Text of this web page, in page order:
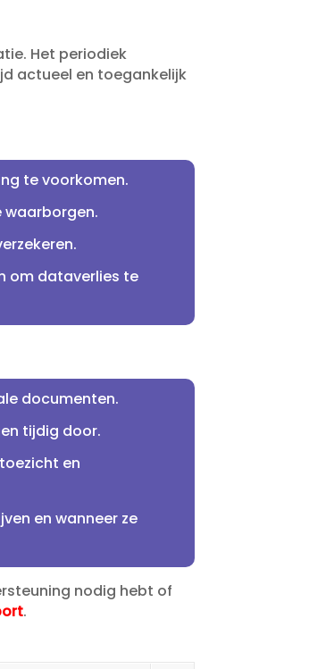
Het periodiek
actueel en toegankelijk
te voorkomen.​
waarborgen.​
om dataverlies te
documenten.​
tijdig door.​
en
en wanneer ze
nodig hebt of
.​